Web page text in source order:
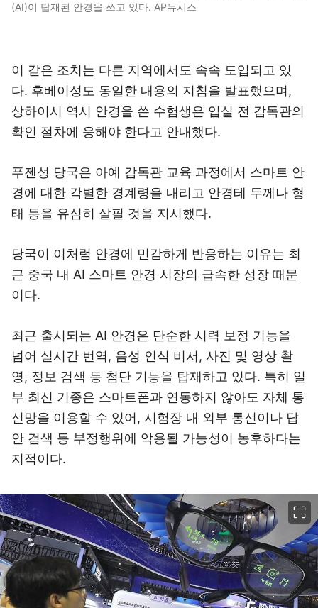
(AI)이 탑재된 안경을 쓰고 있다. AP뉴시스
이 같은 조치는 다른 지역에서도 속속 도입되고 있
다. 후베이성도 동일한 내용의 지침을 발표했으며,
상하이시 역시 안경을 쓴 수험생은 입실 전 감독관의
확인 절차에 응해야 한다고 안내했다.
푸젠성 당국은 아예 감독관 교육 과정에서 스마트 안
경에 대한 각별한 경계령을 내리고 안경테 두께나 형
태 등을 유심히 살필 것을 지시했다.
당국이 이처럼 안경에 민감하게 반응하는 이유는 최
근 중국 내 AI 스마트 안경 시장의 급속한 성장 때문
이다.
최근 출시되는 AI 안경은 단순한 시력 보정 기능을
넘어 실시간 번역, 음성 인식 비서, 사진 및 영상 촬
영, 정보 검색 등 첨단 기능을 탑재하고 있다. 특히 일
부 최신 기종은 스마트폰과 연동하지 않아도 자체 통
신망을 이용할 수 있어, 시험장 내 외부 통신이나 답
안 검색 등 부정행위에 악용될 가능성이 농후하다는
지적이다.